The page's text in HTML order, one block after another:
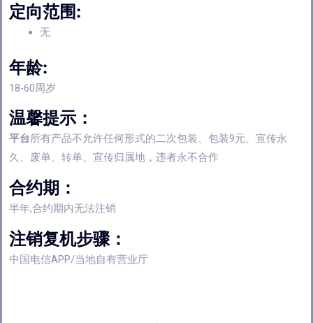
定向范围:
无
年龄:
18-60周岁
温馨提示：
平台所有产品不允许任何形式的二次包装、包装9元、宣传永
久、废单、转单、宣传归属地，违者永不合作
合约期：
半年,合约期内无法注销
注销复机步骤：
中国电信APP/当地自有营业厅